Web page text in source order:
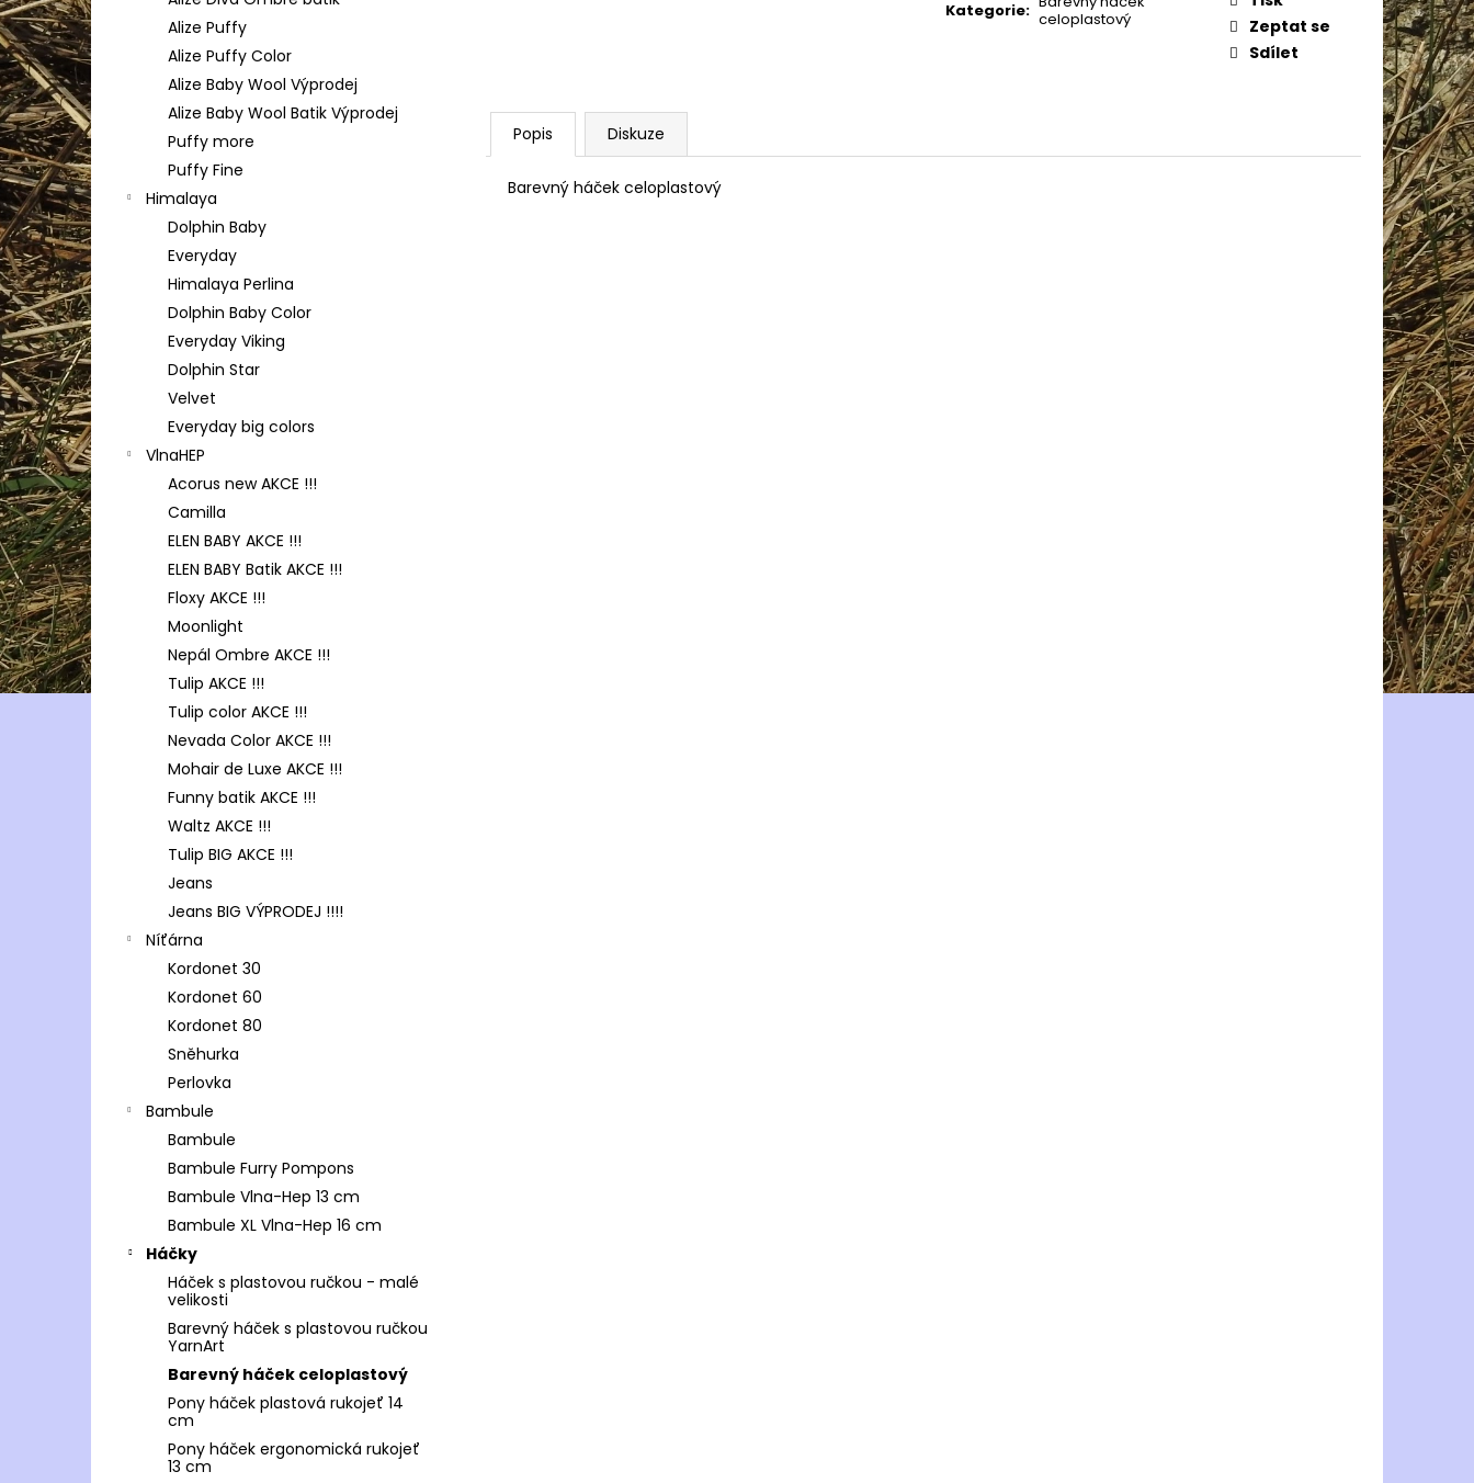
l
Alize Puffy
Alize Puffy Color
Alize Baby Wool Výprodej
Alize Baby Wool Batik Výprodej
Puffy more
Puffy Fine
Himalaya
Dolphin Baby
Everyday
Himalaya Perlina
Dolphin Baby Color
Everyday Viking
Dolphin Star
Velvet
Everyday big colors
VlnaHEP
Acorus new AKCE !!!
Camilla
ELEN BABY AKCE !!!
ELEN BABY Batik AKCE !!!
Floxy AKCE !!!
Moonlight
Nepál Ombre AKCE !!!
Tulip AKCE !!!
Tulip color AKCE !!!
Nevada Color AKCE !!!
Mohair de Luxe AKCE !!!
Funny batik AKCE !!!
Waltz AKCE !!!
Tulip BIG AKCE !!!
Jeans
Jeans BIG VÝPRODEJ !!!!
Níťárna
Kordonet 30
Kordonet 60
Kordonet 80
Sněhurka
Perlovka
Bambule
Bambule
Bambule Furry Pompons
Bambule Vlna-Hep 13 cm
Bambule XL Vlna-Hep 16 cm
Háčky
Háček s plastovou ručkou - malé
velikosti
Barevný háček s plastovou ručkou
YarnArt
Barevný háček celoplastový
Pony háček plastová rukojeť 14
cm
Pony háček ergonomická rukojeť
13 cm
Kategorie: celoplastový
Zeptat se
Sdílet
Popis Diskuze
Barevný háček celoplastový
YARNART FLOWERS 274
200 Kč
HIMALAYA DOLPHIN BABY 80338